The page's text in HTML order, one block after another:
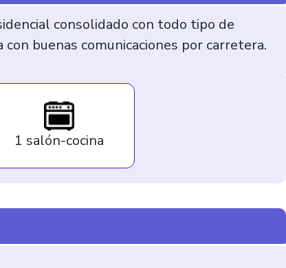
consolidado con todo tipo de
buenas comunicaciones por carretera.
1 salón-cocina